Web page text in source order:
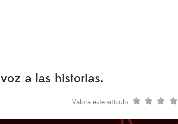
a las historias.
Valora este artículo